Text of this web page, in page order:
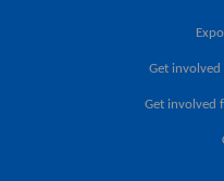
Get
Get involved